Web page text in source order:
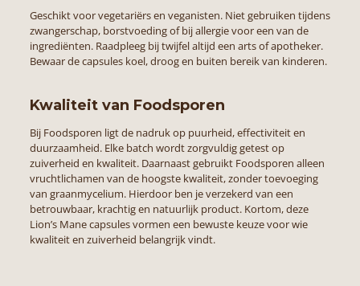
Geschikt voor vegetariërs en veganisten. Niet gebruiken tijdens
zwangerschap, borstvoeding of bij allergie voor een van de
ingrediënten. Raadpleeg bij twijfel altijd een arts of apotheker.
Bewaar de capsules koel, droog en buiten bereik van kinderen.
Kwaliteit van Foodsporen
Bij Foodsporen ligt de nadruk op puurheid, effectiviteit en
duurzaamheid. Elke batch wordt zorgvuldig getest op
zuiverheid en kwaliteit. Daarnaast gebruikt Foodsporen alleen
vruchtlichamen van de hoogste kwaliteit, zonder toevoeging
van graanmycelium. Hierdoor ben je verzekerd van een
betrouwbaar, krachtig en natuurlijk product. Kortom, deze
Lion’s Mane capsules vormen een bewuste keuze voor wie
kwaliteit en zuiverheid belangrijk vindt.